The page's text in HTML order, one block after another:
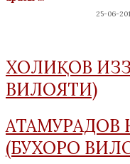
25-06-
ХОЛИҚОВ
ВИЛОЯТИ)
(БУХОРО